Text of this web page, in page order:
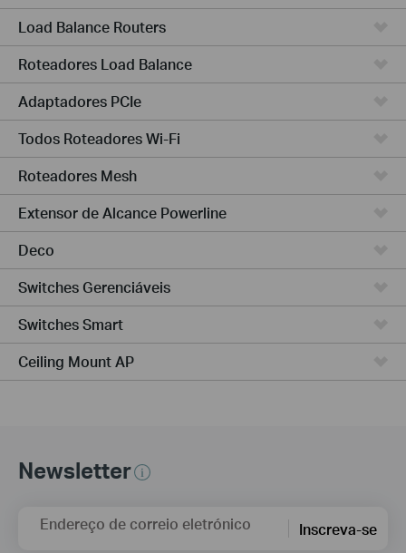
Load Balance Routers
Roteadores Load Balance
Adaptadores PCIe
Todos Roteadores Wi-Fi
Roteadores Mesh
Extensor de Alcance Powerline
Deco
Switches Gerenciáveis
Switches Smart
Ceiling Mount AP
Newsletter
Endereço de correio eletrónico Inscreva-se